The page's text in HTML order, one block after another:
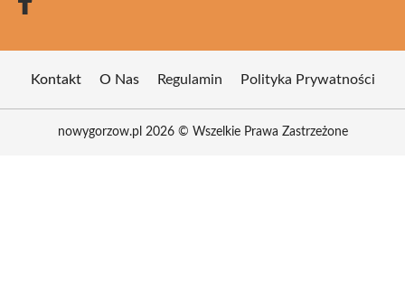
Kontakt O Nas Regulamin Polityka Prywatności
nowygorzow.pl 2026 © Wszelkie Prawa Zastrzeżone